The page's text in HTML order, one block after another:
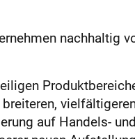
nachhaltig
auf Handels-